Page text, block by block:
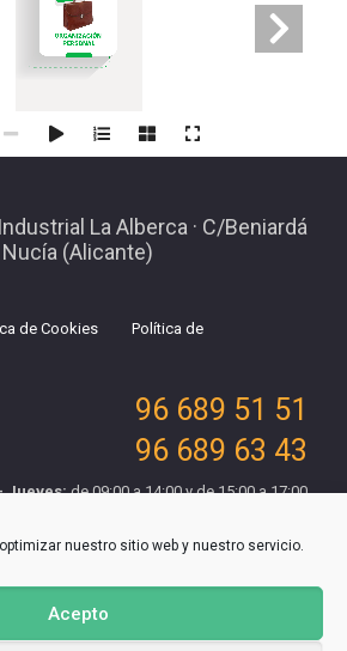
nuestro sitio web y nuestro servicio.
Acepto
La Alberca · C/Beniardá
Nucía (Alicante)
de Cookies
Política de
96 689 51 51
96 689 63 43
Jueves:de 09:00 a 14:00 y de 15:00 a 17:00